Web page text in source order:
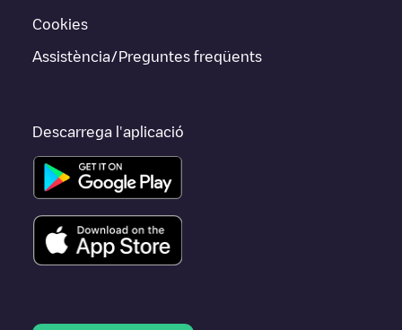
Cookies
Assistència/Preguntes freqüents
Descarrega l'aplicació